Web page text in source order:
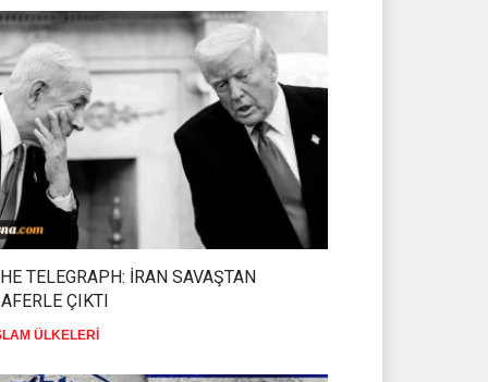
TELEGRAPH: İRAN SAVAŞTAN
ÇIKTI
ÜLKELERİ